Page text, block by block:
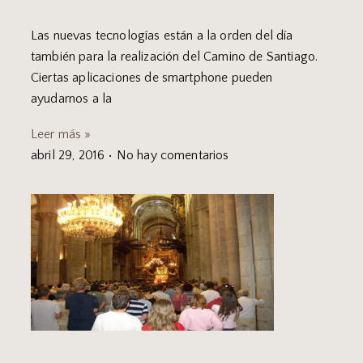
Las nuevas tecnologías están a la orden del día
también para la realización del Camino de Santiago.
Ciertas aplicaciones de smartphone pueden
ayudarnos a la
Leer más »
abril 29, 2016
No hay comentarios